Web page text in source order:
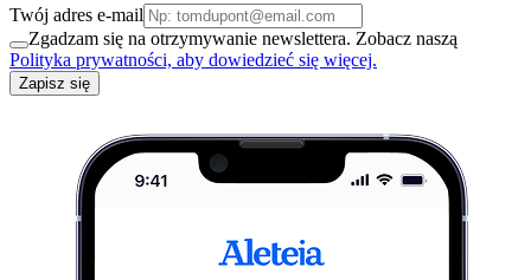
Twój adres e-mail
Zgadzam się na otrzymywanie newslettera. Zobacz naszą
Polityka prywatności, aby dowiedzieć się więcej.
Zapisz się